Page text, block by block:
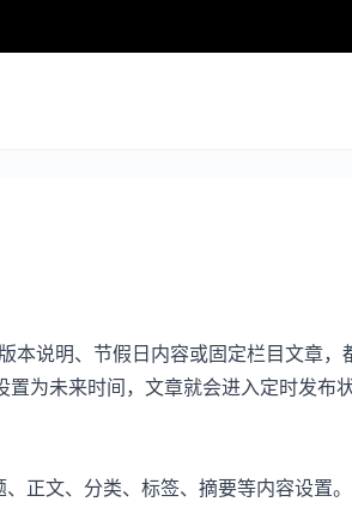
说明、节假日内容或固定栏目文章
置为未来时间，文章就会进入定时发布
正文、分类、标签、摘要等内容设置。